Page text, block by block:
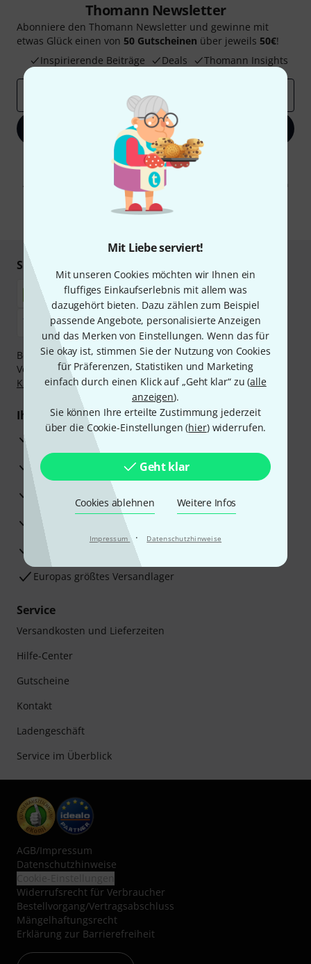
Mit Liebe serviert!
Mit unseren Cookies möchten wir Ihnen ein
fluffiges Einkaufserlebnis mit allem was
dazugehört bieten. Dazu zählen zum Beispiel
passende Angebote, personalisierte Anzeigen
und das Merken von Einstellungen. Wenn das für
Sie okay ist, stimmen Sie der Nutzung von Cookies
für Präferenzen, Statistiken und Marketing
einfach durch einen Klick auf „Geht klar“ zu (alle
anzeigen).
Sie können Ihre erteilte Zustimmung jederzeit
über die Cookie-Einstellungen (hier) widerrufen.
Geht klar
Cookies ablehnen Weitere Infos
Impressum · Datenschutzhinweise
Thomann Newsletter
Abonniere den Thomann Newsletter und gewinne mit
etwas Glück einen von 50 Gutscheinen über jeweils 50€!
Inspirierende Beiträge
Deals Thomann Insights
Jetzt anmelden
Mit Klick auf „Jetzt anmelden“ stimmen Sie dem Erhalt von E-Mail-
Werbung und einer Messung des E-Mail-Nutzungsverhaltens zu. Die
Abmeldung ist jederzeit möglich. Weitere Informationen finden Sie in
unserenDatenschutzhinweisen
* Pflichtfeld
Sicher einkaufen & bezahlen
Bezahlen Sie vertraulich und sicher per Nachnahme,
Vorkasse, PayPal, Amazon Pay,Klarna Sofort bezahlen
Klarna Ratenzahlungoder Kreditkarte.
Ihre Vorteile
3 Jahre Thomann Garantie
30 Tage Money-Back-Garantie
Beratung durch Fachexperten
Zufriedenheitsgarantie
Europas größtes Versandlager
Service
Versandkosten und Lieferzeiten
Hilfe-Center
Gutscheine
Kontakt
Ladengeschäft
Service im Überblick
AGB/Impressum
Datenschutzhinweise
Widerrufsrecht für Verbraucher
Bestellvorgang/Vertragsabschluss
Mängelhaftungsrecht
Erklärung zur Barrierefreiheit